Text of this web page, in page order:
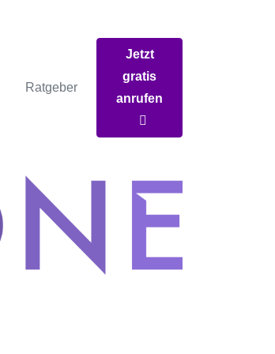
Ratgeber
Jetzt
gratis
anrufen